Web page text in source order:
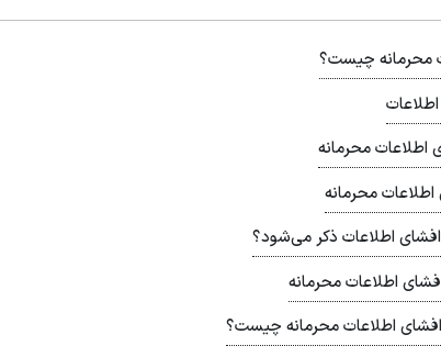
محرمانه چیست؟
اطلاعات محرمانه
محرمانه
افشای اطلاعات ذکر می‌شود؟
اطلاعات محرمانه
افشای اطلاعات محرمانه چیست؟